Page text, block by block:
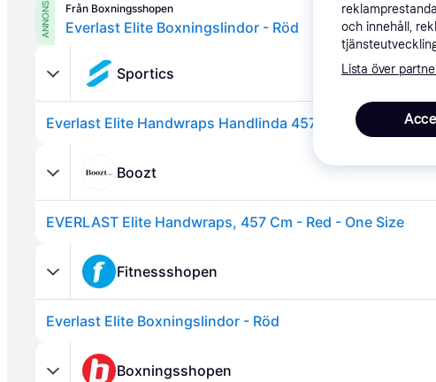
ANNONS Från Boxningsshopen
Everlast Elite Boxningslindor - Röd
Sportics
Everlast Elite Handwraps Handlinda 457cm - Punainen
Boozt
EVERLAST Elite Handwraps, 457 Cm - Red - One Size
Fitnessshopen
Everlast Elite Boxningslindor - Röd
Boxningsshopen
och innehåll,
Lista över